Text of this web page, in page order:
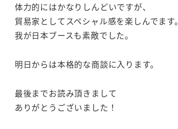
体力的にはかなりしんどいですが、
貿易家としてスペシャル感を楽しんでます。
我が日本ブースも素敵でした。
明日からは本格的な商談に入ります。
最後までお読み頂きまして
ありがとうございました！